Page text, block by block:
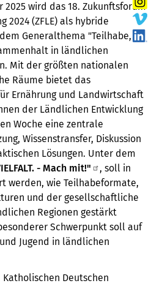
2025 wird das 18. Zukunftsforum
2024 (ZFLE) als hybride
Generalthema "Teilhabe,
in ländlichen
Mit der größten nationalen
Räume bietet das
Ernährung und Landwirtschaft
der Ländlichen Entwicklung
Woche eine zentrale
Wissenstransfer, Diskussion
Lösungen. Unter dem
- Mach mit!"
, soll in
werden, wie Teilhabeformate,
und der gesellschaftliche
Regionen gestärkt
Schwerpunkt soll auf
Jugend in ländlichen
Deutschen